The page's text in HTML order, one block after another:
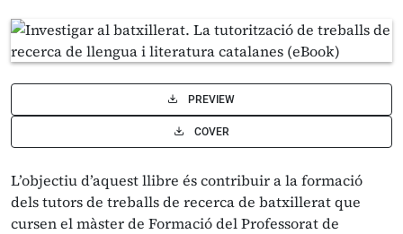
PREVIEW
COVER
L’objectiu d’aquest llibre és contribuir a la formació
dels tutors de treballs de recerca de batxillerat que
cursen el màster de Formació del Professorat de